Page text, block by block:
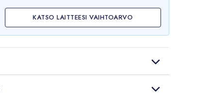
KATSO LAITTEESI VAIHTOARVO